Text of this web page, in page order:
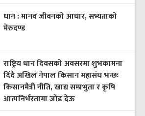
धान : मानव जीवनको आधार, सभ्यताको
मेरुदण्ड
राष्ट्रिय धान दिवसको अवसरमा शुभकामना
दिँदै अखिल नेपाल किसान महासंघ भन्छः
किसानमैत्री नीति, खाद्य सम्प्रभुता र कृषि
आत्मनिर्भरतामा जोड देऊ